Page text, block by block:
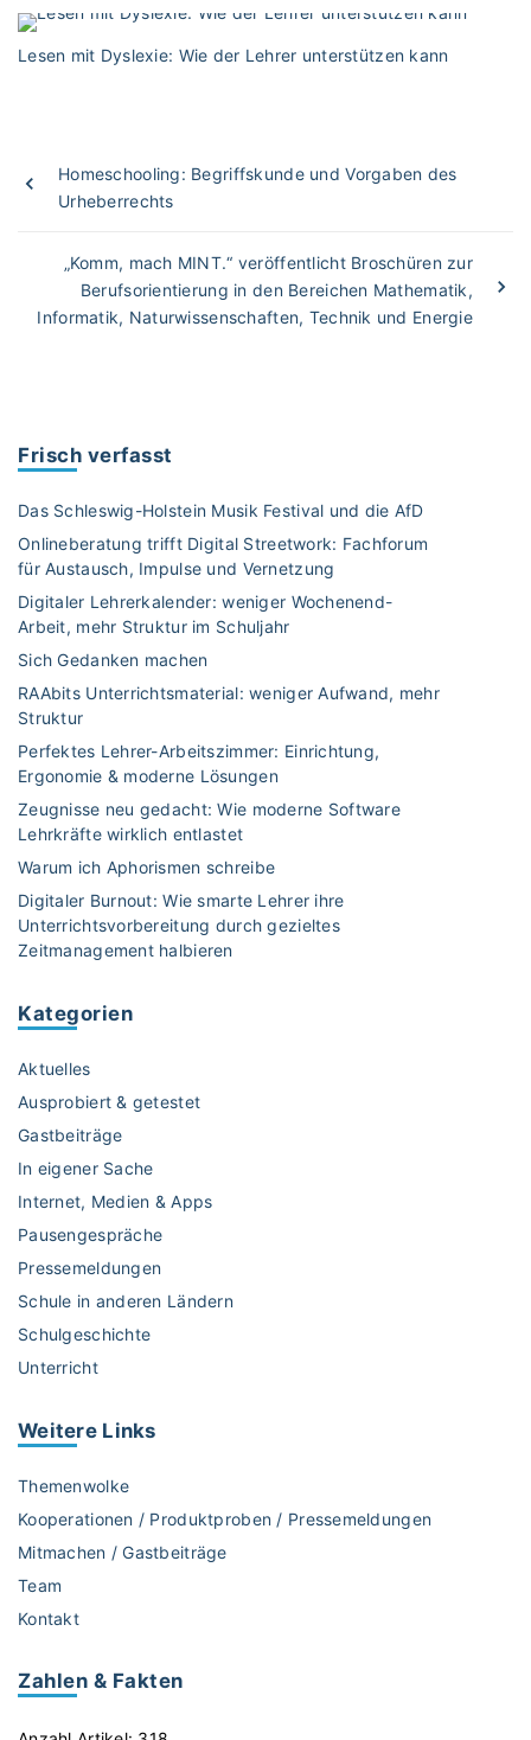
Lesen mit Dyslexie: Wie der Lehrer unterstützen kann
Homeschooling: Begriffskunde und Vorgaben des
Urheberrechts
„Komm, mach MINT.“ veröffentlicht Broschüren zur
Berufsorientierung in den Bereichen Mathematik,
Informatik, Naturwissenschaften, Technik und Energie
Frisch verfasst
Das Schleswig-Holstein Musik Festival und die AfD
Onlineberatung trifft Digital Streetwork: Fachforum
für Austausch, Impulse und Vernetzung
Digitaler Lehrerkalender: weniger Wochenend-
Arbeit, mehr Struktur im Schuljahr
Sich Gedanken machen
RAAbits Unterrichtsmaterial: weniger Aufwand, mehr
Struktur
Perfektes Lehrer-Arbeitszimmer: Einrichtung,
Ergonomie & moderne Lösungen
Zeugnisse neu gedacht: Wie moderne Software
Lehrkräfte wirklich entlastet
Warum ich Aphorismen schreibe
Digitaler Burnout: Wie smarte Lehrer ihre
Unterrichtsvorbereitung durch gezieltes
Zeitmanagement halbieren
Kategorien
Aktuelles
Ausprobiert & getestet
Gastbeiträge
In eigener Sache
Internet, Medien & Apps
Pausengespräche
Pressemeldungen
Schule in anderen Ländern
Schulgeschichte
Unterricht
Weitere Links
Themenwolke
Kooperationen / Produktproben / Pressemeldungen
Mitmachen / Gastbeiträge
Team
Kontakt
Zahlen & Fakten